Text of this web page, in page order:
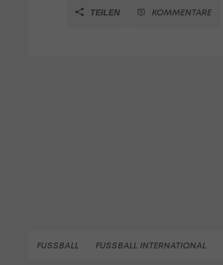
TEILEN KOMMENTARE
FUSSBALL FUSSBALL INTERNATIONAL